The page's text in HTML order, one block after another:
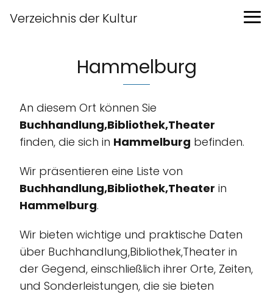
Verzeichnis der Kultur
Hammelburg
An diesem Ort können Sie
Buchhandlung,Bibliothek,Theater
finden, die sich in Hammelburg befinden.
Wir präsentieren eine Liste von
Buchhandlung,Bibliothek,Theater in
Hammelburg.
Wir bieten wichtige und praktische Daten
über Buchhandlung,Bibliothek,Theater in
der Gegend, einschließlich ihrer Orte, Zeiten,
und Sonderleistungen, die sie bieten